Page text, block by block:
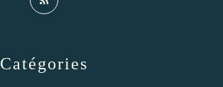
Catégories